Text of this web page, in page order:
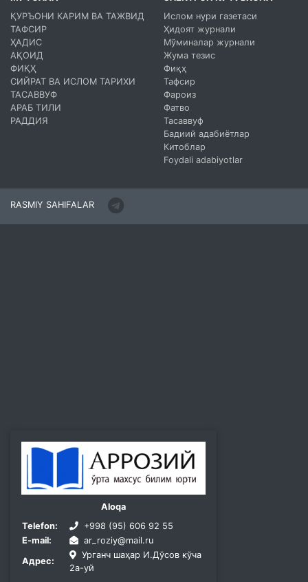
ҚУРЪОНИ КАРИМ ВА ТАЖВИД
ТАФСИР
ҲАДИС
АҚОИД
ФИҚҲ
СИЙРАТ ВА ИСЛОМ ТАРИХИ
ТАСАВВУФ
АРАБ ТИЛИ
РАДДИЯ
Ислом нури газетаси
Ҳидоят журнали
Мўминалар журнали
Жума тезис
Фиқҳ
Тафсир
Фароиз
Фатво
Тасаввуф
Бадиий адабиётлар
Китоблар
Foydali adabiyotlar
RASMIY SAHIFALAR
Aloqa
Telefon:
+998 (95) 606 92 55
E-mail:
ar_roziy@mail.ru
Адрес:
Урганч шаҳар И.Дўсов кўча
2а-уй